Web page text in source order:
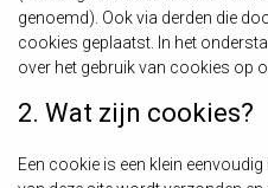
genoemd). Ook via derden die
cookies geplaatst. In het
over het gebruik van cookies op
2. Wat zijn cookies?
Een cookie is een klein